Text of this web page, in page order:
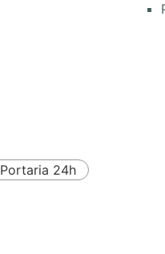
Portaria 24h